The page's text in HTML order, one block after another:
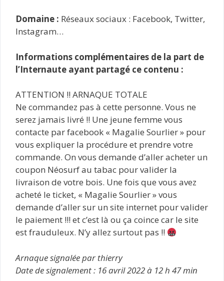
Domaine : Réseaux sociaux : Facebook, Twitter,
Instagram…
Informations complémentaires de la part de
l’Internaute ayant partagé ce contenu :
ATTENTION !! ARNAQUE TOTALE
Ne commandez pas à cette personne. Vous ne
serez jamais livré !! Une jeune femme vous
contacte par facebook « Magalie Sourlier » pour
vous expliquer la procédure et prendre votre
commande. On vous demande d’aller acheter un
coupon Néosurf au tabac pour valider la
livraison de votre bois. Une fois que vous avez
acheté le ticket, « Magalie Sourlier » vous
demande d’aller sur un site internet pour valider
le paiement !!! et c’est là ou ça coince car le site
est frauduleux. N’y allez surtout pas !!
Arnaque signalée par thierry
Date de signalement : 16 avril 2022 à 12 h 47 min